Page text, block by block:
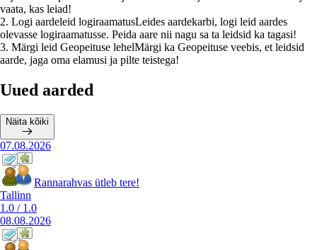
vaata, kas leiad!
2. Logi aardeleid logiraamatusLeides aardekarbi, logi leid aardes
olevasse logiraamatusse. Peida aare nii nagu sa ta leidsid ka tagasi!
3. Märgi leid Geopeituse lehelMärgi ka Geopeituse veebis, et leidsid
aarde, jaga oma elamusi ja pilte teistega!
Uued aarded
Näita kõiki
07.08.2026
Rannarahvas ütleb tere!
Tallinn
1.0 / 1.0
08.08.2026